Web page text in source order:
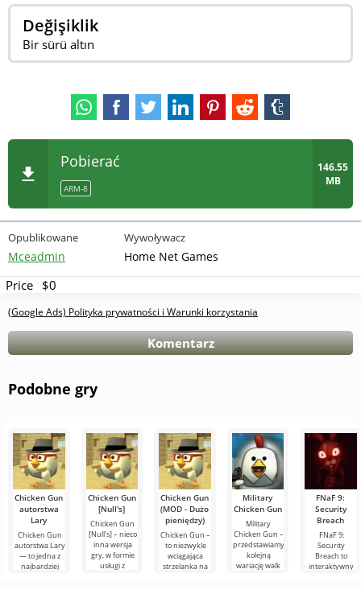
Değişiklik
Bir sürü altın
Pobierać
ARM-8
146.55
MB
Opublikowane
Mceadmin
Wywoływacz
Home Net Games
Price $0
(Google Ads) Polityka prywatności i Warunki korzystania
Komentarz
Podobne gry
Chicken Gun
autorstwa
Lary
Chicken Gun
autorstwa Lary
— to jedna z
najbardziej
Chicken Gun
[Null's]
Chicken Gun
[Null's] – nieco
inna wersja
gry, w formie
usługi z
Chicken Gun
(MOD - Dużo
pieniędzy)
Chicken Gun –
to niezwykle
wciągająca
strzelanka na
Military
Chicken Gun
Military
Chicken Gun –
przedstawiamy
kolejną
wariację walk
FNaF 9:
Security
Breach
FNaF 9:
Security
Breach to
interaktywny